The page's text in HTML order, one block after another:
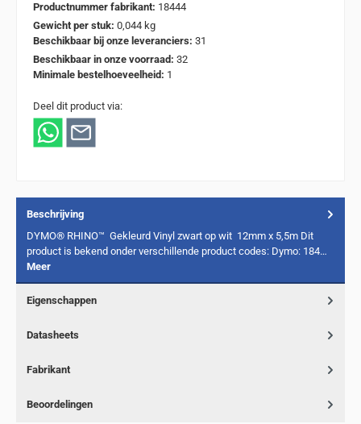
Productnummer fabrikant: 18444
Gewicht per stuk: 0,044 kg
Beschikbaar bij onze leveranciers: 31
Beschikbaar in onze voorraad: 32
Minimale bestelhoeveelheid: 1
Deel dit product via:
Beschrijving
DYMO® RHINO™ Gekleurd Vinyl zwart op wit 12mm x 5,5m Dit
product is bekend onder verschillende product codes: Dymo: 184…
Meer
Eigenschappen
Datasheets
Fabrikant
Beoordelingen